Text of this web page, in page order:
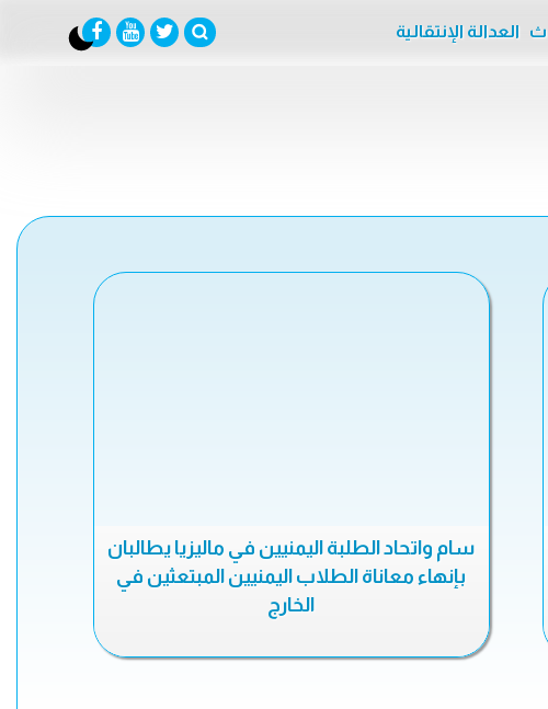
العدالة الإنتقالية
سام واتحاد الطلبة اليمنيين في ماليزيا يطالبان
بإنهاء معاناة الطلاب اليمنيين المبتعثين في
الخارج